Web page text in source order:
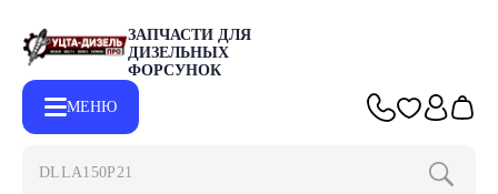
ЗАПЧАСТИ ДЛЯ
ДИЗЕЛЬНЫХ
ФОРСУНОК
МЕНЮ
DLLA150P2153